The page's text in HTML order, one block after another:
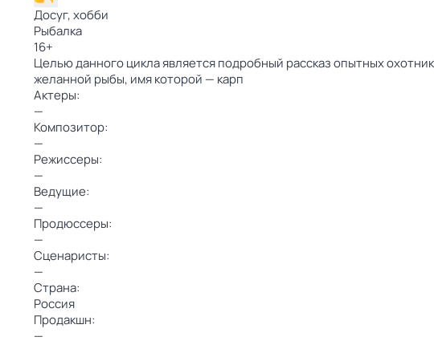
Досуг, хобби
Рыбалка
16+
Целью данного цикла является подробный рассказ опытных
желанной рыбы, имя которой — карп
Актеры:
—
Композитор:
—
Режиссеры:
—
Ведущие:
—
Продюссеры:
—
Сценаристы:
—
Страна:
Россия
Продакшн:
—